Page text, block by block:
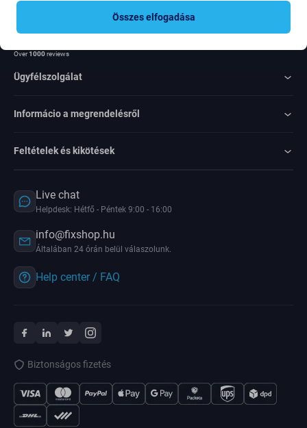
Over1000reviews
Ügyfélszolgálat
Informácio a megrendelésről
Feltételek és kikötések
Live chat
Helpdesk: Hétfő - Péntek 9:00 - 16:00
info@fixshop.hu
Általában 24 órán belül válaszolunk.
Help center / FAQ
Biztonságos fizetés
Összes elfogadása